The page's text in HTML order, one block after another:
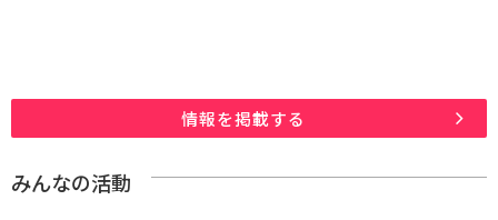
情報を掲載する
みんなの活動